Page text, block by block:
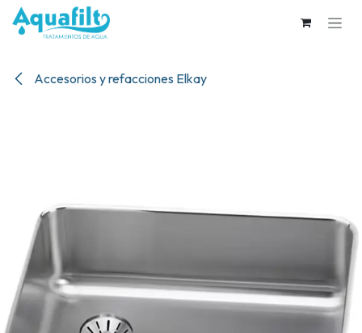
Ir al contenido
Accesorios y refacciones Elkay